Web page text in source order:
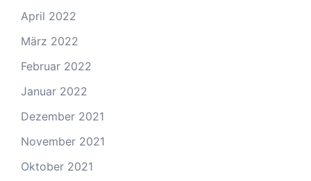
April 2022
März 2022
Februar 2022
Januar 2022
Dezember 2021
November 2021
Oktober 2021